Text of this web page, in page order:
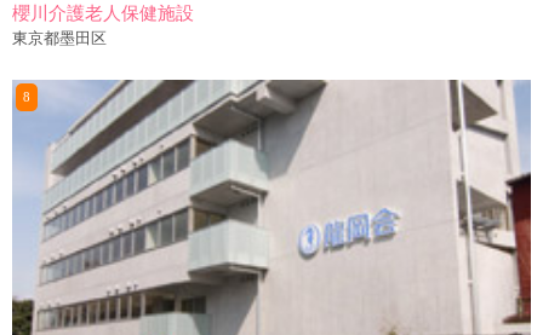
櫻川介護老人保健施設
東京都墨田区